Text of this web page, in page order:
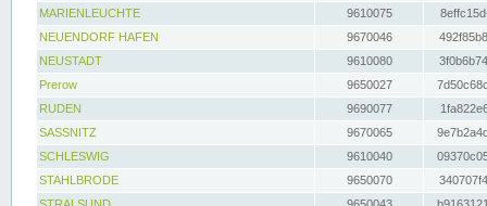
MARIENLEUCHTE
9610075
NEUENDORF HAFEN
9670046
NEUSTADT
9610080
Prerow
9650027
RUDEN
9690077
SASSNITZ
9670065
SCHLESWIG
9610040
STAHLBRODE
9650070